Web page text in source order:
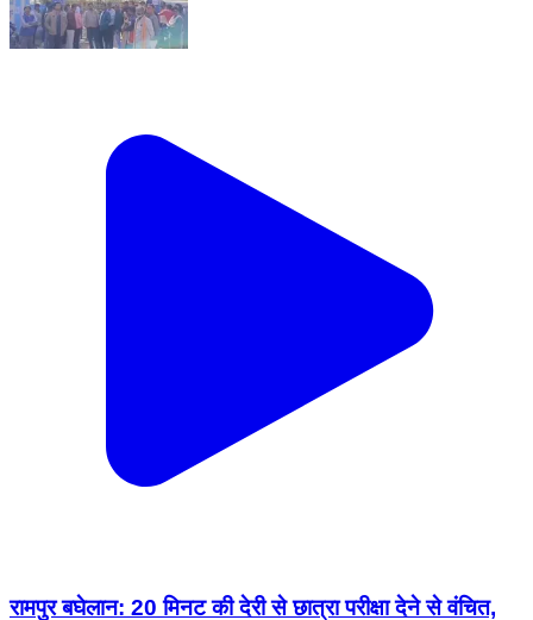
रामपुर बघेलान: 20 मिनट की देरी से छात्रा परीक्षा देने से वंचित,